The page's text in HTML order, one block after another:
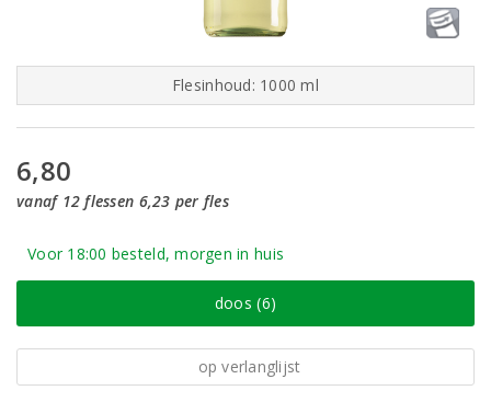
Flesinhoud: 1000 ml
6,80
vanaf 12 flessen 6,23 per fles
Voor 18:00 besteld, morgen in huis
doos (6)
op verlanglijst